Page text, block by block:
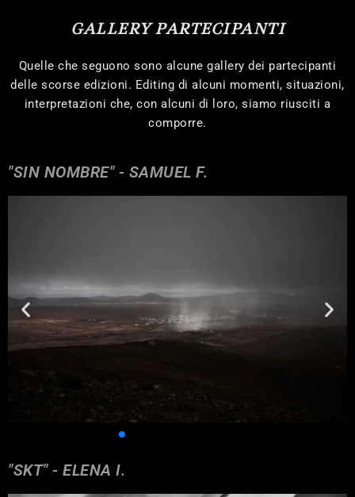
GALLERY PARTECIPANTI
Quelle che seguono sono alcune gallery dei partecipanti
delle scorse edizioni. Editing di alcuni momenti, situazioni,
interpretazioni che, con alcuni di loro, siamo riusciti a
comporre.
"SIN NOMBRE" - SAMUEL F.
"SKT" - ELENA I.